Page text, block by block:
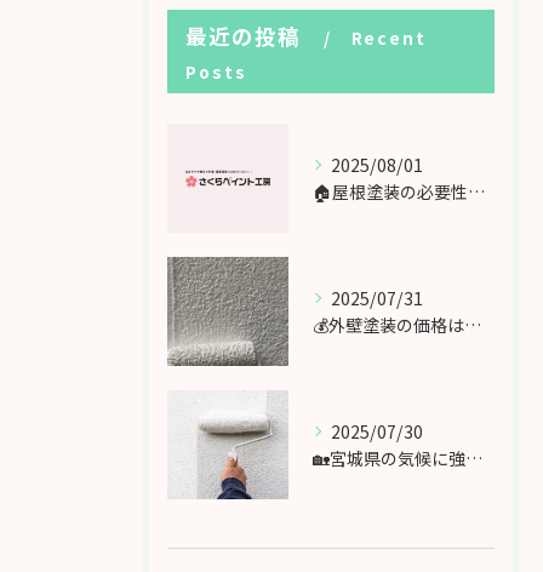
最近の投稿
Recent
Posts
2025/08/01
🏠屋根塗装の必要性と費用相場｜宮城県の住宅に最適な塗料とは？
2025/07/31
💰外壁塗装の価格はどれくらい？相場と内訳を徹底解説【宮城県対応】
2025/07/30
🏡宮城県の気候に強い！外壁塗装「20年持つ」を実現するポイント